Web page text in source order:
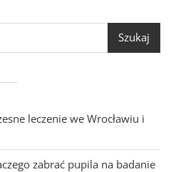
Szukaj
leczenie we Wrocławiu i
zabrać pupila na badanie